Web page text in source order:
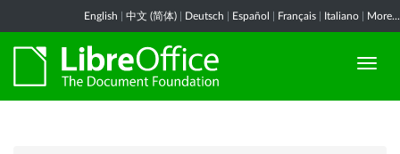
English 中文 (简体) Deutsch Español Français Italiano More...